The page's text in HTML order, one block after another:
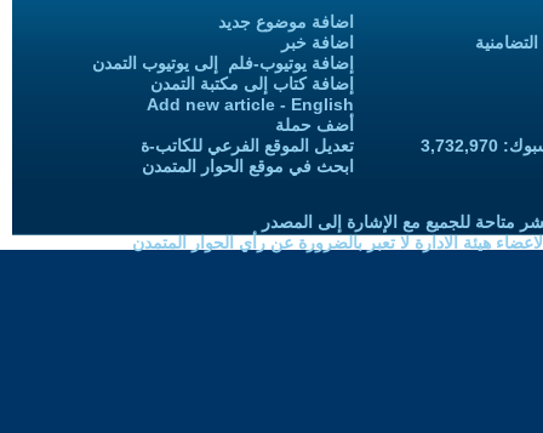
اضافة موضوع جديد
اضافة خبر
إضافة يوتيوب-فلم إلى يوتيوب التمدن
إضافة كتاب إلى مكتبة التمدن
Add new article - English
أضف حملة
تعديل الموقع الفرعي للكاتب-ة
ابحث في موقع الحوار المتمدن
متاحة للجميع مع الإشارة إلى المصدر
هيئة الادارة لا تعبر بالضرورة عن رأي الحوار المتمدن